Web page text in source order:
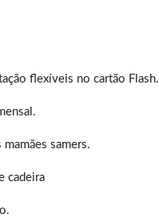
flexíveis no cartão Flash.
mamães samers.
cadeira